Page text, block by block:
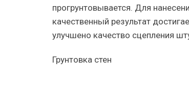
прогрунтовывается. Для
качественный результат
улучшено качество сцепления
Грунтовка стен